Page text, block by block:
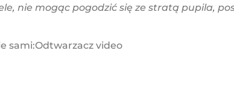
nie mogąc pogodzić się ze stratą pupila,
sami:Odtwarzacz video